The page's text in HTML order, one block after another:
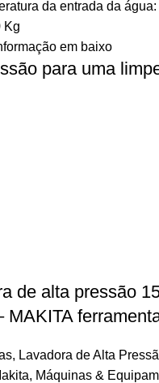
da entrada da água:
Kg
em baixo
para uma
de alta pressão
MAKITA
, Lavadora de Alta
, Máquinas &